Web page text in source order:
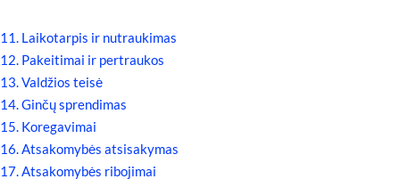
11. Laikotarpis ir nutraukimas
12. Pakeitimai ir pertraukos
13. Valdžios teisė
14. Ginčų sprendimas
15. Koregavimai
16. Atsakomybės atsisakymas
17. Atsakomybės ribojimai